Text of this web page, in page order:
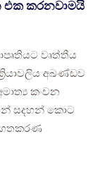
එක කරනවාමයි
වෘත්තීය
අඛණ්ඩව
කංචන
සදහන් කොට